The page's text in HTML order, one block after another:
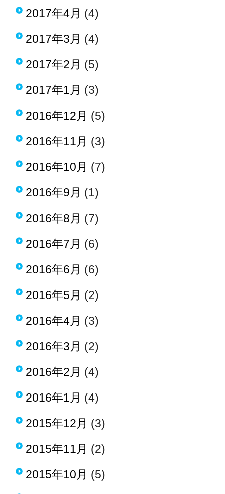
2017年4月 (4)
2017年3月 (4)
2017年2月 (5)
2017年1月 (3)
2016年12月 (5)
2016年11月 (3)
2016年10月 (7)
2016年9月 (1)
2016年8月 (7)
2016年7月 (6)
2016年6月 (6)
2016年5月 (2)
2016年4月 (3)
2016年3月 (2)
2016年2月 (4)
2016年1月 (4)
2015年12月 (3)
2015年11月 (2)
2015年10月 (5)